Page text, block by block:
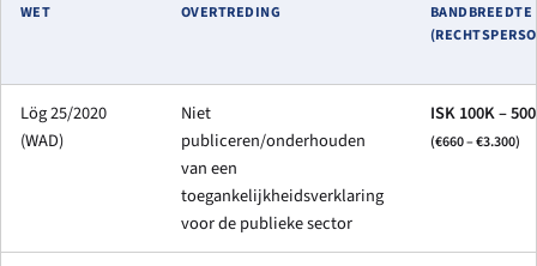
WET OVERTREDING
BANDBREEDTE
Lög 25/2020
(WAD)
Niet
publiceren/onderhouden
van een
toegankelijkheidsverklaring
voor de publieke sector
ISK 100K –
(€660 – €3.300)